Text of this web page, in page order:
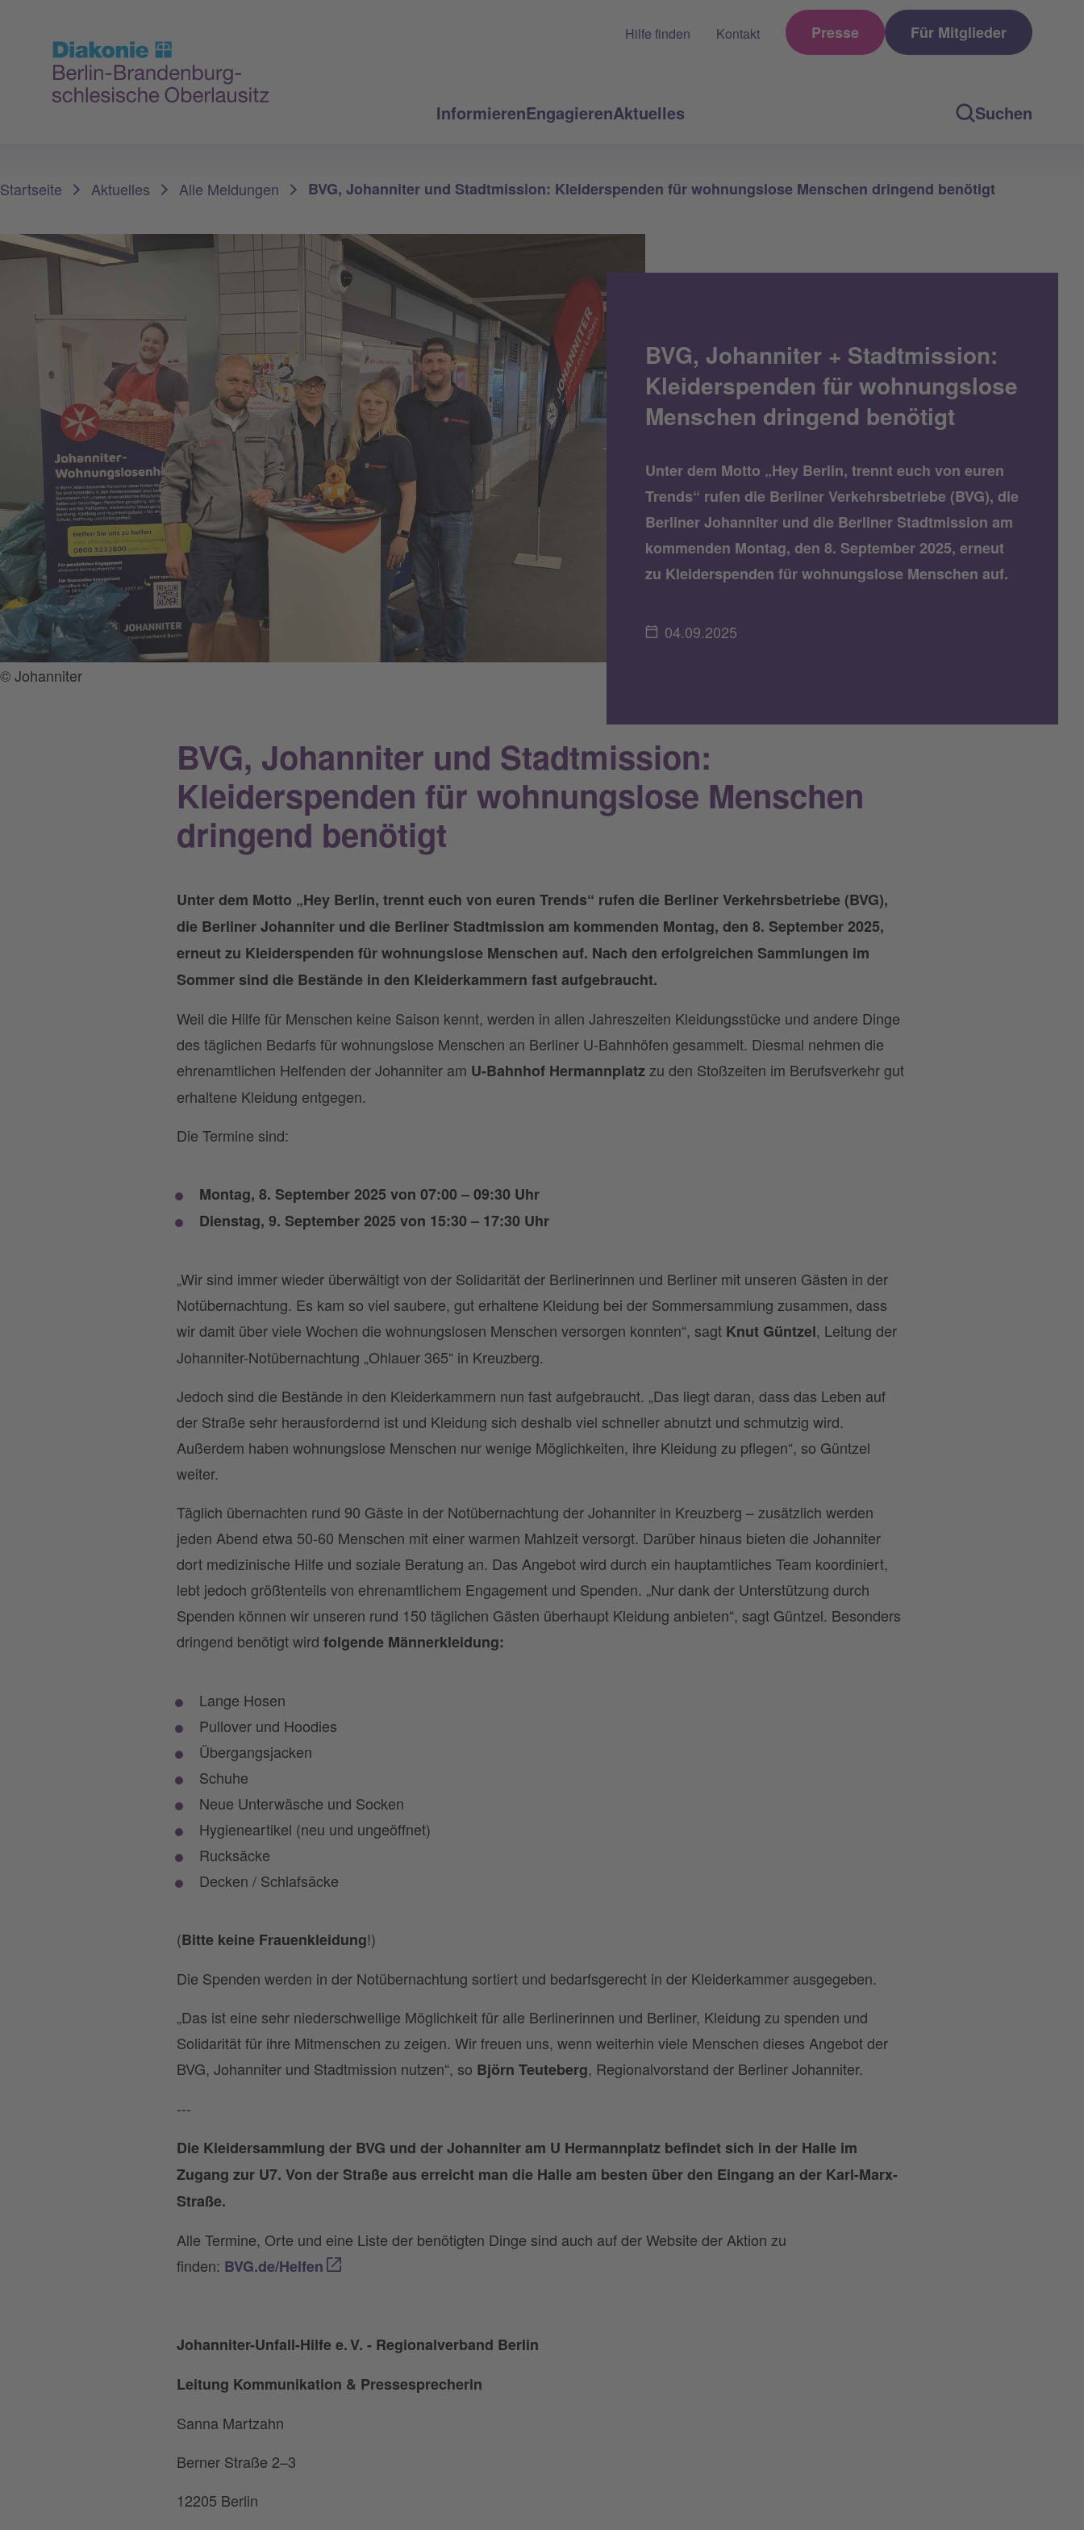
InformierenEngagierenAktuelles Suchen
Hilfe finden Kontakt Presse Für Mitglieder
Startseite Aktuelles Alle Meldungen BVG, Johanniter und Stadtmission: Kleiderspenden für wohnungslose Menschen dringend benötigt
© Johanniter
BVG, Johanniter + Stadtmission:
Kleiderspenden für wohnungslose
Menschen dringend benötigt
Unter dem Motto „Hey Berlin, trennt euch von euren
Trends“ rufen die Berliner Verkehrsbetriebe (BVG), die
Berliner Johanniter und die Berliner Stadtmission am
kommenden Montag, den 8. September 2025, erneut
zu Kleiderspenden für wohnungslose Menschen auf.
04.09.2025
BVG, Johanniter und Stadtmission:
Kleiderspenden für wohnungslose Menschen
dringend benötigt
Unter dem Motto „Hey Berlin, trennt euch von euren Trends“ rufen die Berliner Verkehrsbetriebe (BVG),
die Berliner Johanniter und die Berliner Stadtmission am kommenden Montag, den 8. September 2025,
erneut zu Kleiderspenden für wohnungslose Menschen auf. Nach den erfolgreichen Sammlungen im
Sommer sind die Bestände in den Kleiderkammern fast aufgebraucht.
Weil die Hilfe für Menschen keine Saison kennt, werden in allen Jahreszeiten Kleidungsstücke und andere Dinge
des täglichen Bedarfs für wohnungslose Menschen an Berliner U-Bahnhöfen gesammelt. Diesmal nehmen die
ehrenamtlichen Helfenden der Johanniter am U-Bahnhof Hermannplatz zu den Stoßzeiten im Berufsverkehr gut
erhaltene Kleidung entgegen.
Die Termine sind:
Montag, 8. September 2025 von 07:00 – 09:30 Uhr
Dienstag, 9. September 2025 von 15:30 – 17:30 Uhr
„Wir sind immer wieder überwältigt von der Solidarität der Berlinerinnen und Berliner mit unseren Gästen in der
Notübernachtung. Es kam so viel saubere, gut erhaltene Kleidung bei der Sommersammlung zusammen, dass
wir damit über viele Wochen die wohnungslosen Menschen versorgen konnten“, sagt Knut Güntzel, Leitung der
Johanniter-Notübernachtung „Ohlauer 365“ in Kreuzberg.
Jedoch sind die Bestände in den Kleiderkammern nun fast aufgebraucht. „Das liegt daran, dass das Leben auf
der Straße sehr herausfordernd ist und Kleidung sich deshalb viel schneller abnutzt und schmutzig wird.
Außerdem haben wohnungslose Menschen nur wenige Möglichkeiten, ihre Kleidung zu pflegen“, so Güntzel
weiter.
Täglich übernachten rund 90 Gäste in der Notübernachtung der Johanniter in Kreuzberg – zusätzlich werden
jeden Abend etwa 50-60 Menschen mit einer warmen Mahlzeit versorgt. Darüber hinaus bieten die Johanniter
dort medizinische Hilfe und soziale Beratung an. Das Angebot wird durch ein hauptamtliches Team koordiniert,
lebt jedoch größtenteils von ehrenamtlichem Engagement und Spenden. „Nur dank der Unterstützung durch
Spenden können wir unseren rund 150 täglichen Gästen überhaupt Kleidung anbieten“, sagt Güntzel. Besonders
dringend benötigt wird folgende Männerkleidung:
Lange Hosen
Pullover und Hoodies
Übergangsjacken
Schuhe
Neue Unterwäsche und Socken
Hygieneartikel (neu und ungeöffnet)
Rucksäcke
Decken / Schlafsäcke
(Bitte keine Frauenkleidung!)
Die Spenden werden in der Notübernachtung sortiert und bedarfsgerecht in der Kleiderkammer ausgegeben.
„Das ist eine sehr niederschwellige Möglichkeit für alle Berlinerinnen und Berliner, Kleidung zu spenden und
Solidarität für ihre Mitmenschen zu zeigen. Wir freuen uns, wenn weiterhin viele Menschen dieses Angebot der
BVG, Johanniter und Stadtmission nutzen“, so Björn Teuteberg, Regionalvorstand der Berliner Johanniter.
---
Die Kleidersammlung der BVG und der Johanniter am U Hermannplatz befindet sich in der Halle im
Zugang zur U7. Von der Straße aus erreicht man die Halle am besten über den Eingang an der Karl-Marx-
Straße.
Alle Termine, Orte und eine Liste der benötigten Dinge sind auch auf der Website der Aktion zu
finden: BVG.de/Helfen
Johanniter-Unfall-Hilfe e.V. - Regionalverband Berlin
Leitung Kommunikation & Pressesprecherin
Sanna Martzahn
Berner Straße 2–3
12205 Berlin